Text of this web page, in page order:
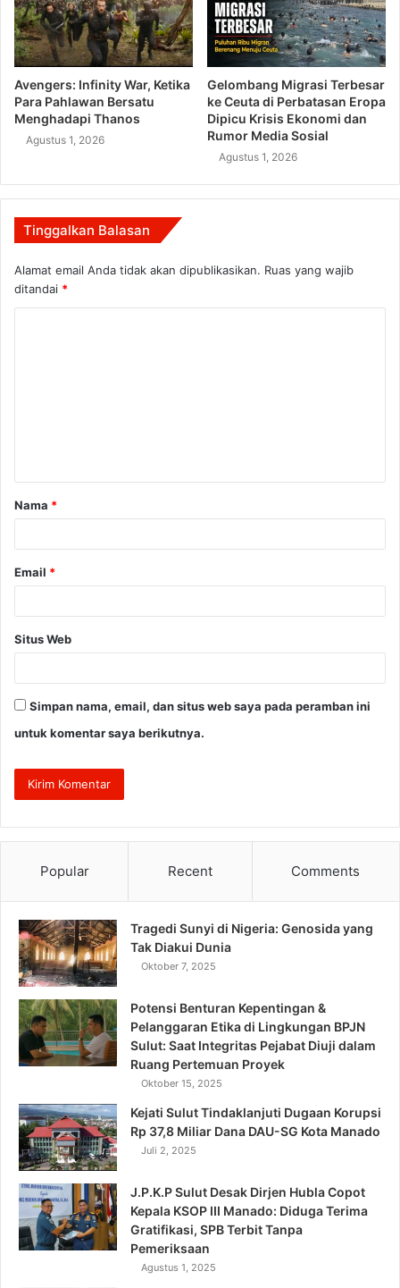
Avengers: Infinity War, Ketika
Para Pahlawan Bersatu
Menghadapi Thanos
Agustus 1, 2026
Gelombang Migrasi Terbesar
ke Ceuta di Perbatasan Eropa
Dipicu Krisis Ekonomi dan
Rumor Media Sosial
Agustus 1, 2026
Tinggalkan Balasan
Alamat email Anda tidak akan dipublikasikan. Ruas yang wajib
ditandai *
a
r
Nama *
Email *
Situs Web
Simpan nama, email, dan situs web saya pada peramban ini
untuk komentar saya berikutnya.
Popular Recent Comments
Tragedi Sunyi di Nigeria: Genosida yang
Tak Diakui Dunia
Oktober 7, 2025
Potensi Benturan Kepentingan &
Pelanggaran Etika di Lingkungan BPJN
Sulut: Saat Integritas Pejabat Diuji dalam
Ruang Pertemuan Proyek
Oktober 15, 2025
Kejati Sulut Tindaklanjuti Dugaan Korupsi
Rp 37,8 Miliar Dana DAU-SG Kota Manado
Juli 2, 2025
J.P.K.P Sulut Desak Dirjen Hubla Copot
Kepala KSOP III Manado: Diduga Terima
Gratifikasi, SPB Terbit Tanpa
Pemeriksaan
Agustus 1, 2025